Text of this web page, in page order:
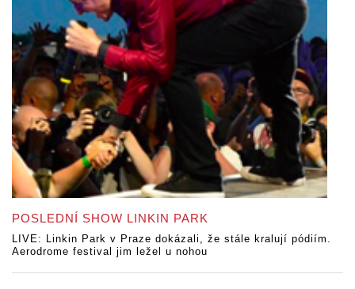
POSLEDNÍ SHOW LINKIN PARK
LIVE: Linkin Park v Praze dokázali, že stále kralují pódiím.
Aerodrome festival jim ležel u nohou